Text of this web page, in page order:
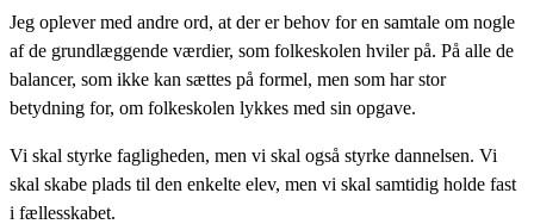
Jeg oplever med andre ord, at der er behov for en samtale om nogle
af de grundlæggende værdier, som folkeskolen hviler på. På alle de
balancer, som ikke kan sættes på formel, men som har stor
betydning for, om folkeskolen lykkes med sin opgave.
Vi skal styrke fagligheden, men vi skal også styrke dannelsen. Vi
skal skabe plads til den enkelte elev, men vi skal samtidig holde fast
i fællesskabet.